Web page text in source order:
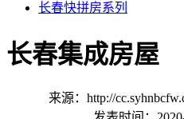
长春快拼房系列
长春集成房屋
来源：http://